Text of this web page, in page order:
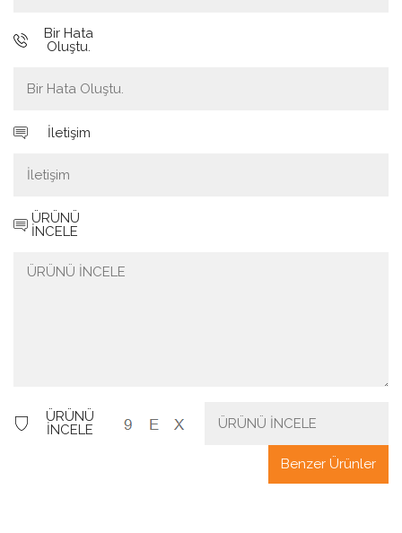
Bir Hata
Oluştu.
İletişim
ÜRÜNÜ
İNCELE
ÜRÜNÜ
İNCELE
Benzer Ürünler